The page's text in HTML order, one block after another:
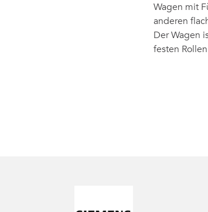
Wagen mit
anderen
Der Wagen
festen